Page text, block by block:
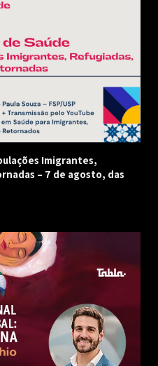
Imigrantes,
– 7 de agosto, das